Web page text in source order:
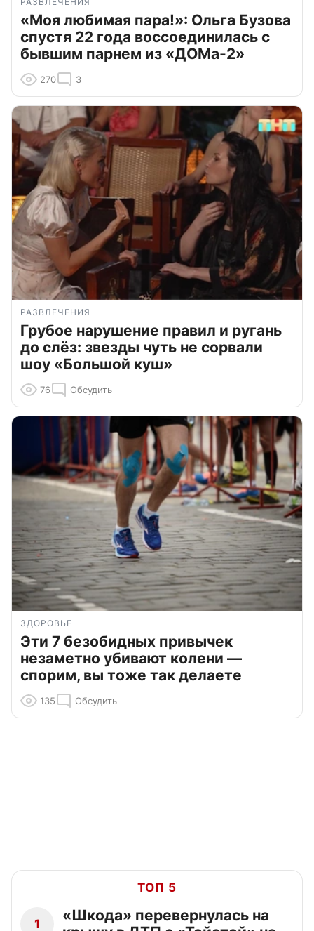
«Моя любимая пара!»: Ольга Бузова
спустя 22 года воссоединилась с
бывшим парнем из «ДОМа-2»
270 3
РАЗВЛЕЧЕНИЯ
Грубое нарушение правил и ругань
до слёз: звезды чуть не сорвали
шоу «Большой куш»
76 Обсудить
ЗДОРОВЬЕ
Эти 7 безобидных привычек
незаметно убивают колени —
спорим, вы тоже так делаете
135 Обсудить
ТОП 5
1
«Шкода» перевернулась на